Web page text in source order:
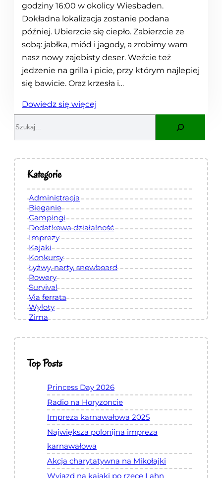
godziny 16:00 w okolicy Wiesbaden.
Dokładna lokalizacja zostanie podana
później. Ubierzcie się ciepło. Zabierzcie ze
sobą: jabłka, miód i jagody, a zrobimy wam
nasz nowy zajebisty deser. Weźcie też
jedzenie na grilla i picie, przy którym najlepiej
się bawicie. Oraz krzesła i…
Dowiedz się więcej
O
n
n
a
A
d
r
e
j
i
4
r
c
h
Kategorie
Administracja
Bieganie
Campingi
Dodatkowa działalność
Imprezy
Kajaki
Konkursy
Łyżwy, narty, snowboard
Rowery
Survival
Via ferrata
Wyloty
Zima
Top Posts
Princess Day 2026
Radio na Horyzoncie
Impreza karnawałowa 2025
Największa polonijna impreza
karnawałowa
Akcja charytatywna na Mikołajki
Wyjazd na kajaki po rzece Lahn